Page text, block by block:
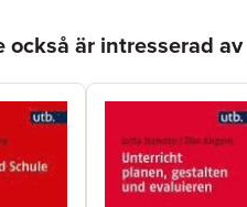
också är intresserad av